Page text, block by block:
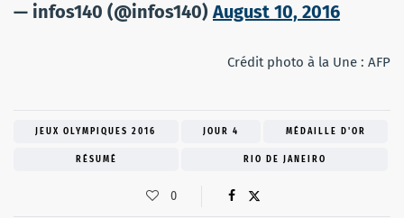
— infos140 (@infos140)August 10, 2016
Crédit photo à la Une : AFP
JEUX OLYMPIQUES 2016 JOUR 4 MÉDAILLE D'OR
RÉSUMÉ RIO DE JANEIRO
0